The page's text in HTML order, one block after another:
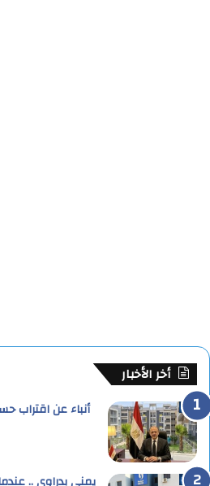
أخر الأخبار
أنباء عن اقتراب